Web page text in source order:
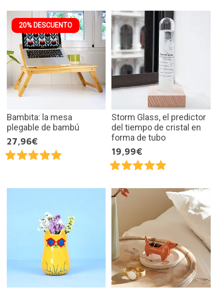
20% DESCUENTO
Bambita: la mesa
plegable de bambú
27,96€
Storm Glass, el predictor
del tiempo de cristal en
forma de tubo
19,99€